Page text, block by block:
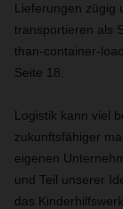
Lieferungen zügig
transportieren als
than-container-
Seite 18.
Logistik kann viel
zukunftsfähiger
eigenen
und Teil unserer
das